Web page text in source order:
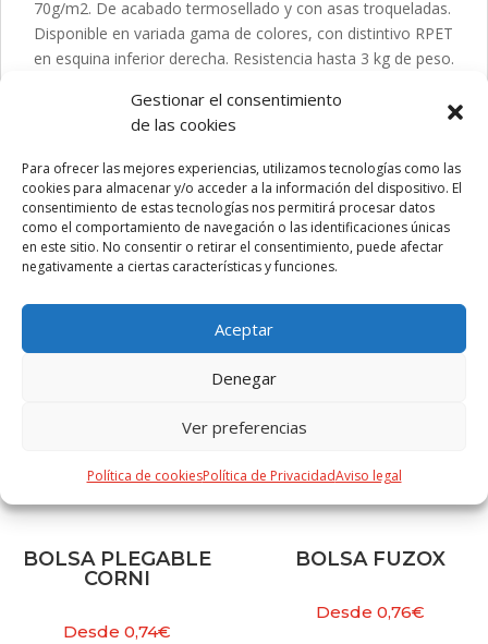
Gestionar el consentimiento
de las cookies
Para ofrecer las mejores experiencias, utilizamos tecnologías como las
cookies para almacenar y/o acceder a la información del dispositivo. El
consentimiento de estas tecnologías nos permitirá procesar datos
como el comportamiento de navegación o las identificaciones únicas
en este sitio. No consentir o retirar el consentimiento, puede afectar
negativamente a ciertas características y funciones.
Aceptar
Denegar
Ver preferencias
Política de cookiesPolítica de PrivacidadAviso legal
70g/m2. De acabado termosellado y con asas troqueladas.
Disponible en variada gama de colores, con distintivo RPET
en esquina inferior derecha. Resistencia hasta 3 kg de peso.
para así fomentar la reutilización de residuos plásticos y
ayudar a la sostenibilidad del planeta.
PRODUCTOS RELACIONADOS
BOLSA PLEGABLE
CORNI
Desde0,74€
BOLSA FUZOX
Desde0,76€